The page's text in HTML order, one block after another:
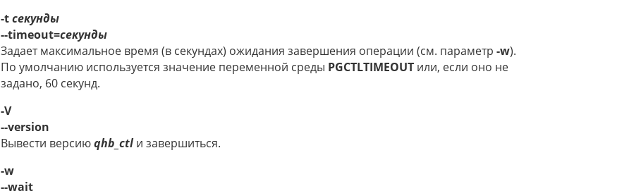
-tсекунды
--timeout=секунды
Задает максимальное время (в секундах) ожидания завершения операции (см. параметр -w).
По умолчанию используется значение переменной среды PGCTLTIMEOUT или, если оно не
задано, 60 секунд.
-V
--version
Вывести версиюqhb_ctlи завершиться.
-w
--wait